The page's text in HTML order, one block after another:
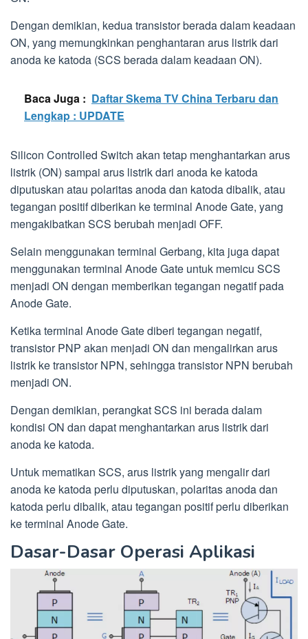
Dengan demikian, kedua transistor berada dalam keadaan
ON, yang memungkinkan penghantaran arus listrik dari
anoda ke katoda (SCS berada dalam keadaan ON).
Baca Juga : Daftar Skema TV China Terbaru dan
Lengkap : UPDATE
Silicon Controlled Switch akan tetap menghantarkan arus
listrik (ON) sampai arus listrik dari anoda ke katoda
diputuskan atau polaritas anoda dan katoda dibalik, atau
tegangan positif diberikan ke terminal Anode Gate, yang
mengakibatkan SCS berubah menjadi OFF.
Selain menggunakan terminal Gerbang, kita juga dapat
menggunakan terminal Anode Gate untuk memicu SCS
menjadi ON dengan memberikan tegangan negatif pada
Anode Gate.
Ketika terminal Anode Gate diberi tegangan negatif,
transistor PNP akan menjadi ON dan mengalirkan arus
listrik ke transistor NPN, sehingga transistor NPN berubah
menjadi ON.
Dengan demikian, perangkat SCS ini berada dalam
kondisi ON dan dapat menghantarkan arus listrik dari
anoda ke katoda.
Untuk mematikan SCS, arus listrik yang mengalir dari
anoda ke katoda perlu diputuskan, polaritas anoda dan
katoda perlu dibalik, atau tegangan positif perlu diberikan
ke terminal Anode Gate.
Dasar-Dasar Operasi Aplikasi